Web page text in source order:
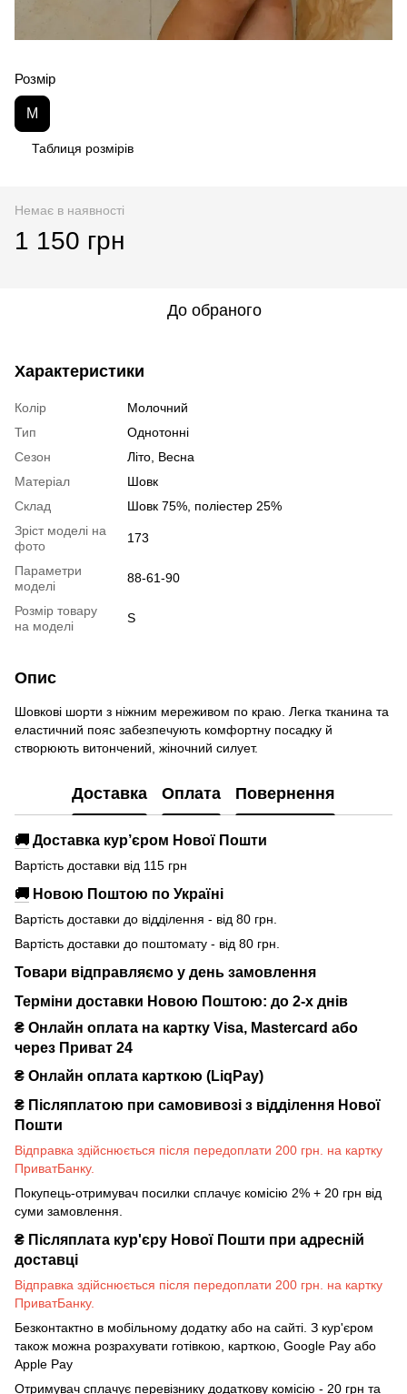
Розмір
M
Таблиця розмірів
Немає в наявності
1 150 грн
До обраного
Характеристики
Колір
Молочний
Тип
Однотонні
Сезон
Літо, Весна
Матеріал
Шовк
Склад
Шовк 75%, поліестер 25%
Зріст моделі на
фото
173
Параметри
моделі
88-61-90
Розмір товару
на моделі
S
Опис
Шовкові шорти з ніжним мереживом по краю. Легка тканина та
еластичний пояс забезпечують комфортну посадку й
створюють витончений, жіночний силует.
Доставка Оплата Повернення
🚚 Доставка кур’єром Нової Пошти
Вартість доставки від 115 грн
🚚 Новою Поштою по Україні
Вартість доставки до відділення - від 80 грн.
Вартість доставки до поштомату - від 80 грн.
Товари відправляємо у день замовлення
Терміни доставки Новою Поштою: до 2-х днів
₴ Онлайн оплата на картку Visa, Mastercard або
через Приват 24
₴ Онлайн оплата карткою (LiqPay)
₴ Післяплатою при самовивозі з відділення Нової
Пошти
Відправка здійснюється після передоплати 200 грн. на картку
ПриватБанку.
Покупець-отримувач посилки сплачує комісію 2% + 20 грн від
суми замовлення.
₴ Післяплата кур'єру Нової Пошти при адресній
доставці
Відправка здійснюється після передоплати 200 грн. на картку
ПриватБанку.
Безконтактно в мобільному додатку або на сайті. З кур'єром
також можна розрахувати готівкою, карткою, Google Pay або
Apple Pay
Отримувач сплачує перевізнику додаткову комісію - 20 грн та